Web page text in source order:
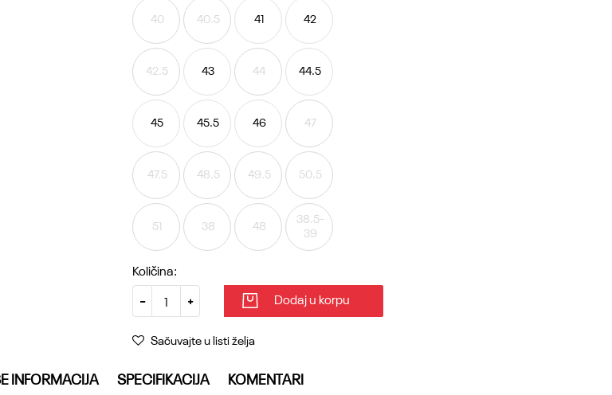
40 40.5 41 42
42.5 43 44 44.5
45 45.5 46 47
47.5 48.5 49.5 50.5
51 38 48
38.5-
39
Količina:
Dodaj u korpu
Sačuvajte u listi želja
INFORMACIJA SPECIFIKACIJA KOMENTARI